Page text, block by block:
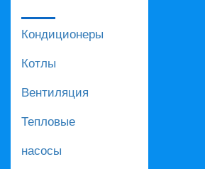
Кондиционеры
Котлы
Вентиляция
Тепловые
насосы